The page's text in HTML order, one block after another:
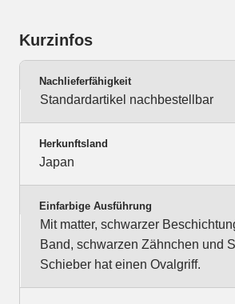
Kurzinfos
Nachlieferfähigkeit
Standardartikel nachbestellbar
Herkunftsland
Japan
Einfarbige Ausführung
Mit matter, schwarzer
Band, schwarzen Zähnchen und
Schieber hat einen Ovalgriff.